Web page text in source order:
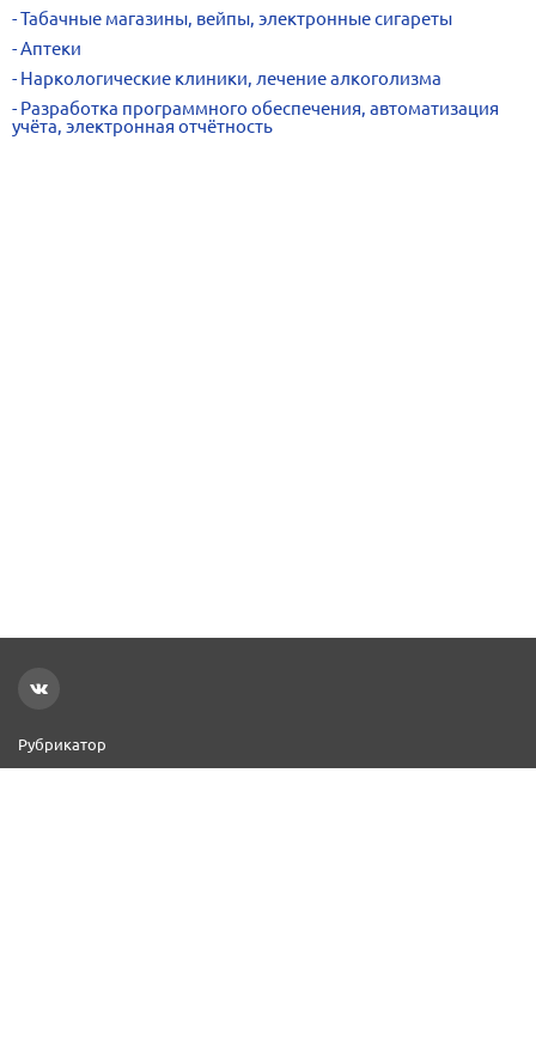
Табачные магазины, вейпы, электронные сигареты
Аптеки
Наркологические клиники, лечение алкоголизма
Разработка программного обеспечения, автоматизация
учёта, электронная отчётность
Рубрикатор